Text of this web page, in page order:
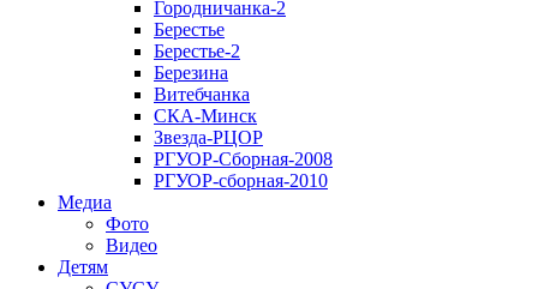
Городничанка-2
Берестье
Берестье-2
Березина
Витебчанка
СКА-Минск
Звезда-РЦОР
РГУОР-Сборная-2008
РГУОР-сборная-2010
Медиа
Фото
Видео
Детям